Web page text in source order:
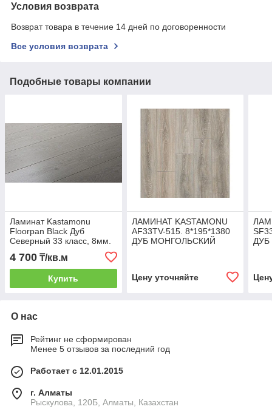
Условия возврата
Возврат товара в течение 14 дней по договоренности
Все условия возврата
Подобные товары компании
Ламинат Kastamonu
Floorpan Black Дуб
Северный 33 класс, 8мм.
4 700 ₸/кв.м
Купить
ЛАМИНАТ KASTAMONU
AF33TV-515. 8*195*1380
ДУБ МОНГОЛЬСКИЙ
Цену уточняйте
ДУБ
О нас
Рейтинг не сформирован
Менее 5 отзывов за последний год
Работает с 12.01.2015
г. Алматы
Рыскулова, 120Б, Алматы, Казахстан